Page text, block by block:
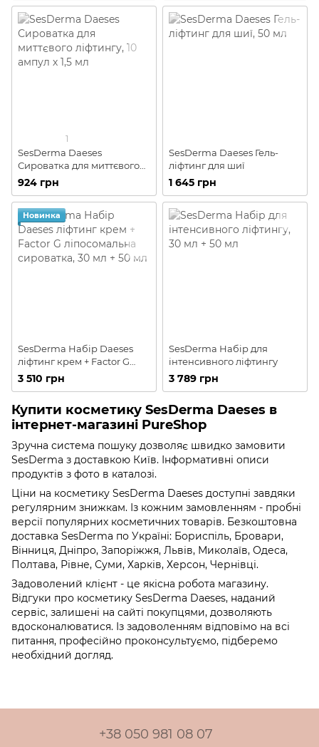
1
SesDerma Daeses
Сироватка для миттєвого
ліфтингу
924 грн
SesDerma Daeses Гель-
ліфтинг для шиї
1 645 грн
Новинка
SesDerma Набір Daeses
ліфтинг крем + Factor G
ліпосомальна сироватка
3 510 грн
SesDerma Набір для
інтенсивного ліфтингу
3 789 грн
Купити косметику SesDerma Daeses в
інтернет-магазині PureShop
Зручна система пошуку дозволяє швидко замовити
SesDerma з доставкою Київ. Інформативні описи
продуктів з фото в каталозі.
Ціни на косметику SesDerma Daeses доступні завдяки
регулярним знижкам. Із кожним замовленням - пробні
версії популярних косметичних товарів. Безкоштовна
доставка SesDerma по Україні: Бориспіль, Бровари,
Вінниця, Дніпро, Запоріжжя, Львів, Миколаїв, Одеса,
Полтава, Рівне, Суми, Харків, Херсон, Чернівці.
Задоволений клієнт - це якісна робота магазину.
Відгуки про косметику SesDerma Daeses, наданий
сервіс, залишені на сайті покупцями, дозволяють
вдосконалюватися. Із задоволенням відповімо на всі
питання, професійно проконсультуємо, підберемо
необхідний догляд.
+38 050 981 08 07